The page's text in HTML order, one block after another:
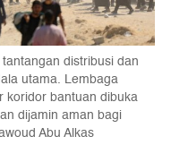
distribusi dan
utama. Lembaga
koridor bantuan dibuka
dijamin aman bagi
Abu Alkas